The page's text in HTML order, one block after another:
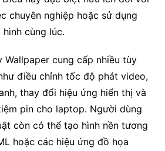
chuyên nghiệp hoặc sử dụng
cùng lúc.
Wallpaper cung cấp nhiều tùy
điều chỉnh tốc độ phát video,
thay đổi hiệu ứng hiển thị và
pin cho laptop. Người dùng
còn có thể tạo hình nền tương
hoặc các hiệu ứng đồ họa